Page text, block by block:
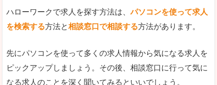
ハローワークで求人を探す方法は、パソコンを使って求人
を検索する方法と相談窓口で相談する方法があります。
先にパソコンを使って多くの求人情報から気になる求人を
ピックアップしましょう。その後、相談窓口に行って気に
なる求人のことを深く聞いてみるといいでしょう。